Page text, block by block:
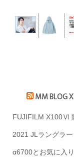
MM BLOG X
FUJIFILM X100Ⅵ
2021 JLラングラ
α6700とお気に入